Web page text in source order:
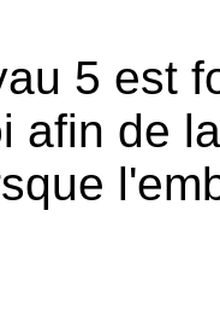
5 est
afin de